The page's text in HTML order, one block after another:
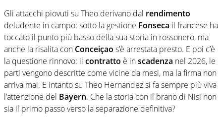
Gli attacchi piovuti su Theo derivano dal rendimento
deludente in campo: sotto la gestione Fonseca il francese ha
toccato il punto più basso della sua storia in rossonero, ma
anche la risalita con Conceiçao s’è arrestata presto. E poi c’è
la questione rinnovo: il contratto è inscadenza nel 2026, le
parti vengono descritte come vicine da mesi, ma la firma non
arriva mai. E intanto su Theo Hernandez si fa sempre più viva
l’attenzione del Bayern. Che la storia con il brano di Nisi non
sia il primo passo verso la separazione definitiva?